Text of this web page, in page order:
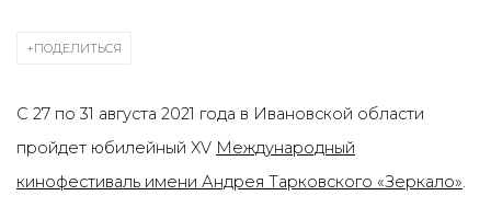
ПОДЕЛИТЬСЯ
С 27 по 31 августа 2021 года в Ивановской области
пройдет юбилейный XV Международный
кинофестиваль имени Андрея Тарковского «Зеркало».